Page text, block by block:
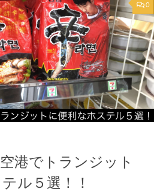
0
空港でトランジット
ル５選！！